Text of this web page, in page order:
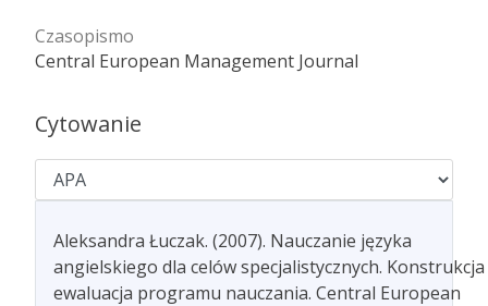
Czasopismo
Central European Management Journal
Cytowanie
Aleksandra Łuczak. (2007). Nauczanie języka
angielskiego dla celów specjalistycznych.
ewaluacja programu nauczania. Central European